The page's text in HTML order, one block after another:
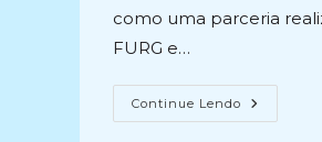
como uma parceria
FURG e…
Continue Lendo
DOS